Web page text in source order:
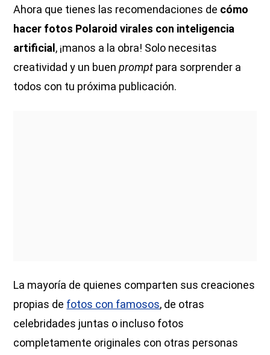
Ahora que tienes las recomendaciones de cómo
hacer fotos Polaroid virales con inteligencia
artificial , ¡manos a la obra! Solo necesitas
creatividad y un buenprompt para sorprender a
todos con tu próxima publicación.
La mayoría de quienes comparten sus creaciones
propias de fotos con famosos, de otras
celebridades juntas o incluso fotos
completamente originales con otras personas